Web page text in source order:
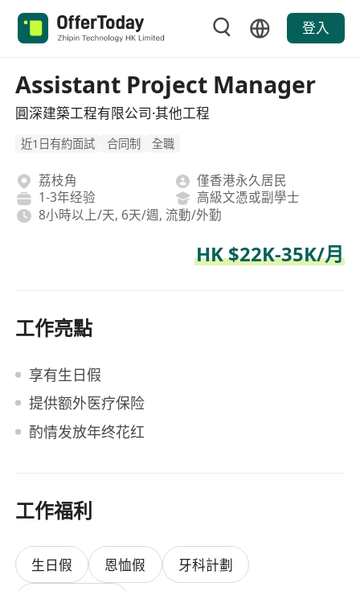
登入
Assistant Project Manager
圓深建築工程有限公司·其他工程
近1日有約面試 合同制 全職
荔枝角
僅香港永久居民
1-3年经验
高級文憑或副學士
8小時以上/天, 6天/週, 流動/外勤
HK $22K-35K/月
工作亮點
享有生日假
提供额外医疗保险
酌情发放年终花红
工作福利
生日假 恩恤假
牙科計劃